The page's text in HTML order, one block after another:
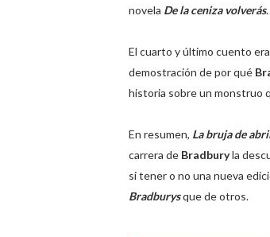
novela De la ceniza volverás.
El cuarto y último cuento
demostración de por qué
historia sobre un monstruo
En resumen, La bruja de
carrera de Bradburyla
si tener o no una nueva
Bradburysque de otros.